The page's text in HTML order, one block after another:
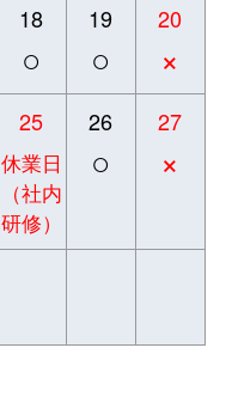
18
○
19
○
20
×
25
休業日
（社内
研修）
26
○
27
×